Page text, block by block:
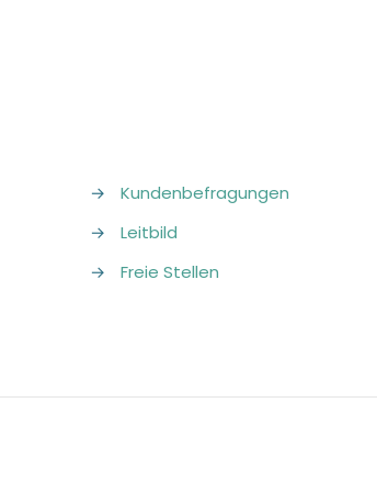
→
Kundenbefragungen
→
Leitbild
→
Freie Stellen